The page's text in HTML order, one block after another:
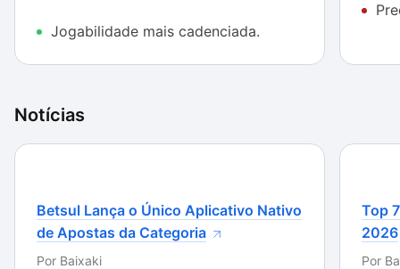
Jogabilidade mais cadenciada.
Notícias
Betsul Lança o Único Aplicativo Nativo
de Apostas da Categoria
Por Baixaki
Top
2026
Por